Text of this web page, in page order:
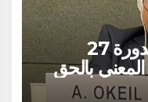
ايمن عقيل يتحدث في الدورة 27
بالحق